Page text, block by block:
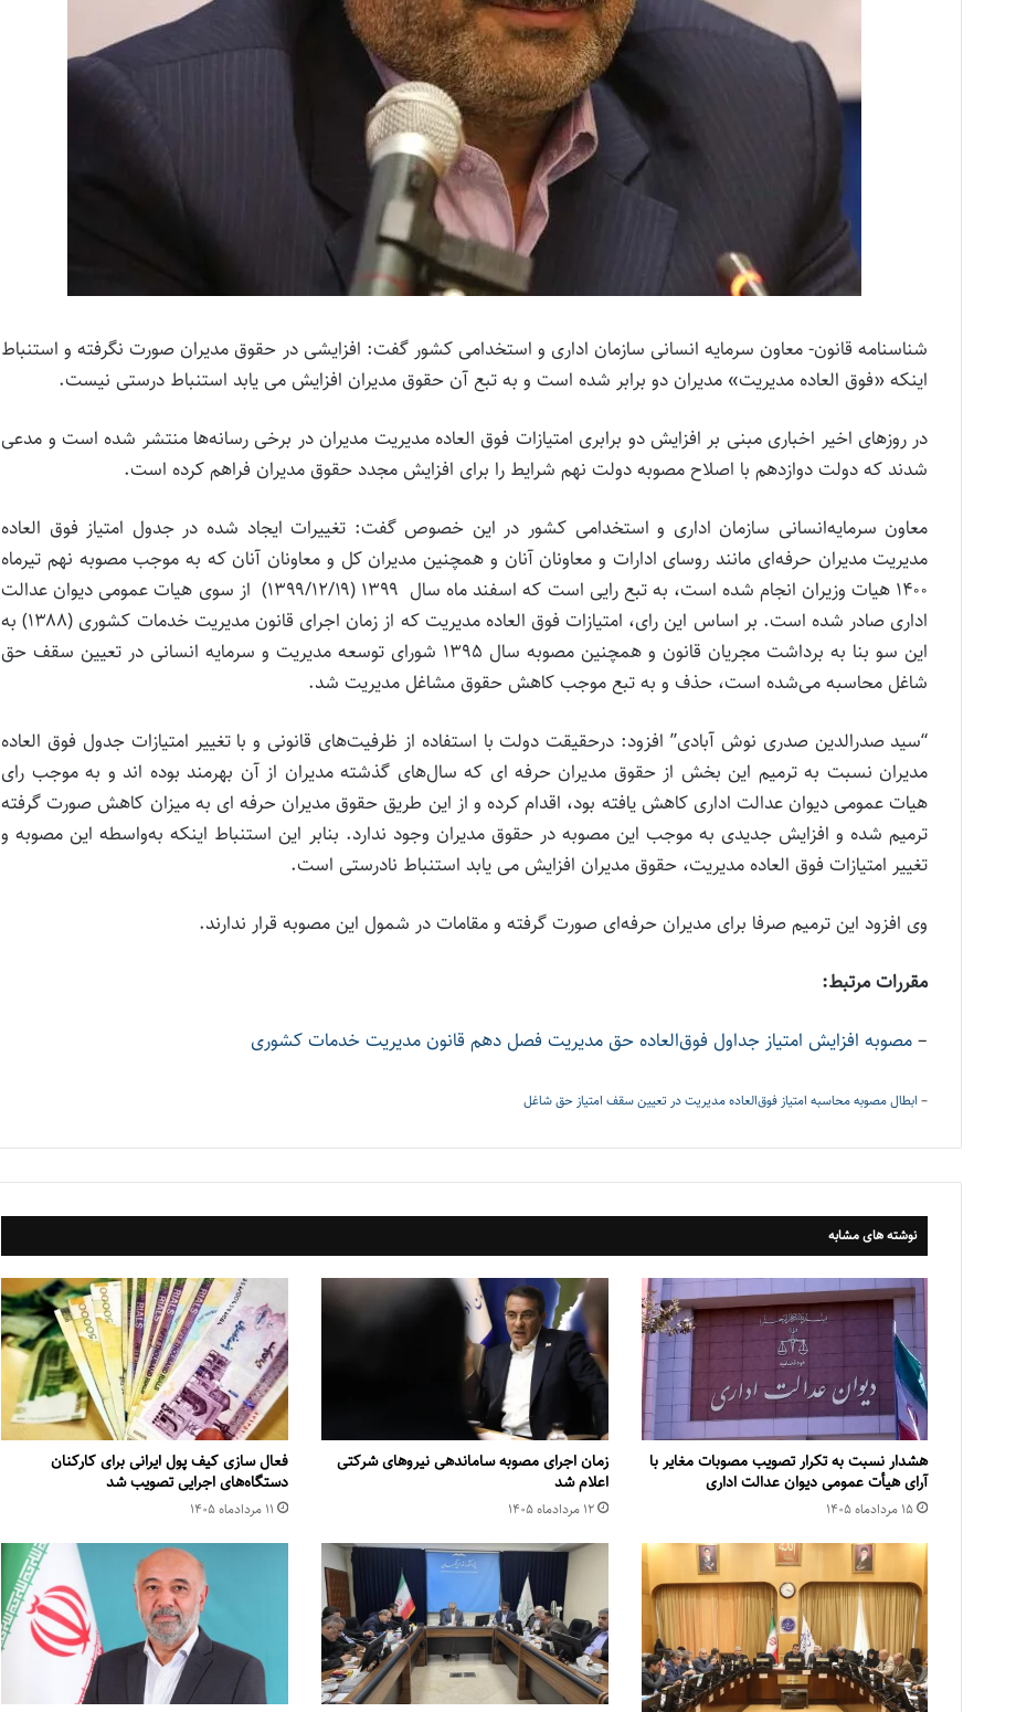
شناسنامه قانون- معاون سرمایه انسانی سازمان اداری و استخدامی کشور گفت: افزایشی در حقوق مدیران صورت نگرفته و استنباط
اینکه «فوق العاده مدیریت» مدیران دو برابر شده است و به تبع آن حقوق مدیران افزایش می یابد استنباط درستی نیست.
در روزهای اخیر اخباری مبنی بر افزایش دو برابری امتیازات فوق العاده مدیریت مدیران در برخی رسانه‌ها منتشر شده است و مدعی
شدند که دولت دوازدهم با اصلاح مصوبه دولت نهم شرایط را برای افزایش مجدد حقوق مدیران فراهم کرده است.
معاون سرمایه‌انسانی سازمان اداری و استخدامی کشور در این خصوص گفت: تغییرات ایجاد شده در جدول امتیاز فوق العاده
مدیریت مدیران حرفه‌ای مانند روسای ادارات و معاونان آنان و همچنین مدیران کل و معاونان آنان که به موجب مصوبه نهم تیرماه
۱۴۰۰ هیات وزیران انجام شده است، به تبع رایی است که اسفند ماه سال ۱۳۹۹ (۱۳۹۹/۱۲/۱۹) از سوی هیات عمومی دیوان عدالت
اداری صادر شده است. بر اساس این رای، امتیازات فوق العاده مدیریت که از زمان اجرای قانون مدیریت خدمات کشوری (۱۳۸۸) به
این سو بنا به برداشت مجریان قانون و همچنین مصوبه سال ۱۳۹۵ شورای توسعه مدیریت و سرمایه انسانی در تعیین سقف حق
شاغل محاسبه می‌شده است، حذف و به تبع موجب کاهش حقوق مشاغل مدیریت شد.
“سید صدرالدین صدری نوش آبادی” افزود: درحقیقت دولت با استفاده از ظرفیت‌های قانونی و با تغییر امتیازات جدول فوق العاده
مدیران نسبت به ترمیم این بخش از حقوق مدیران حرفه ای که سال‌های گذشته مدیران از آن بهرمند بوده اند و به موجب رای
هیات عمومی دیوان عدالت اداری کاهش یافته بود، اقدام کرده و از این طریق حقوق مدیران حرفه ای به میزان کاهش صورت گرفته
ترمیم شده و افزایش جدیدی به موجب این مصوبه در حقوق مدیران وجود ندارد. بنابر این استنباط اینکه به‌واسطه این مصوبه و
تغییر امتیازات فوق العاده مدیریت، حقوق مدیران افزایش می یابد استنباط نادرستی است.
وی افزود این ترمیم صرفا برای مدیران حرفه‌ای صورت گرفته و مقامات در شمول این مصوبه قرار ندارند.
مقررات مرتبط:
–مصوبه افزایش امتیاز جداول فوق‌العاده حق مدیریت فصل دهم قانون مدیریت خدمات کشوری
– ابطال مصوبه محاسبه امتیاز فوق‌العاده مدیریت در تعیین سقف امتیاز حق شاغل
نوشته های مشابه
هشدار نسبت به تکرار تصویب مصوبات مغایر با
آرای هیأت عمومی دیوان عدالت اداری
۱۵ مرداد‌ماه ۱۴۰۵
زمان اجرای مصوبه ساماندهی نیروهای شرکتی
اعلام شد
۱۲ مرداد‌ماه ۱۴۰۵
فعال سازی کیف پول ایرانی برای کارکنان
دستگاه‌های اجرایی تصویب شد
۱۱ مرداد‌ماه ۱۴۰۵